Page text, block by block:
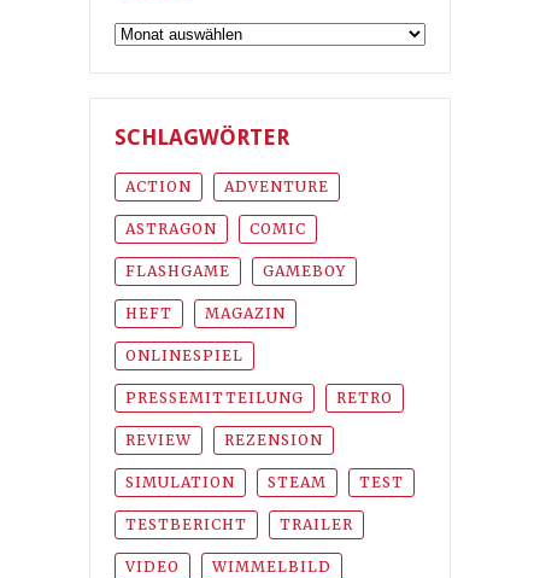
Archiv
SCHLAGWÖRTER
ACTION ADVENTURE
ASTRAGON COMIC
FLASHGAME GAMEBOY
HEFT MAGAZIN
ONLINESPIEL
PRESSEMITTEILUNG RETRO
REVIEW REZENSION
SIMULATION STEAM TEST
TESTBERICHT TRAILER
VIDEO WIMMELBILD